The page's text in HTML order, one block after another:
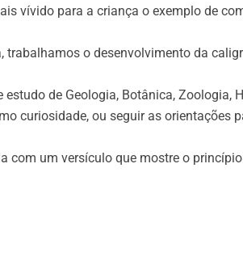
vívido para a criança o exemplo de
o desenvolvimento da
de Geologia, Botânica, Zoologia,
curiosidade, ou seguir as orientações
com um versículo que mostre o